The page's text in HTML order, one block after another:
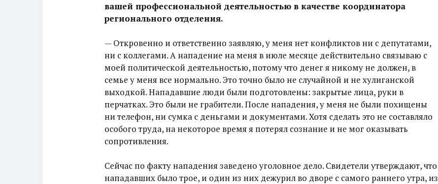
вашей профессиональной деятельностью в качестве координатора
регионального отделения.
— Откровенно и ответственно заявляю, у меня нет конфликтов ни с депутатами,
ни с коллегами. А нападение на меня в июле месяце действительно связываю с
моей политической деятельностью, потому что денег я никому не должен, в
семье у меня все нормально. Это точно было не случайной и не хулиганской
выходкой. Нападавшие люди были подготовлены: закрытые лица, руки в
перчатках. Это были не грабители. После нападения, у меня не были похищены
ни телефон, ни сумка с деньгами и документами. Хотя сделать это не составляло
особого труда, на некоторое время я потерял сознание и не мог оказывать
сопротивления.
Сейчас по факту нападения заведено уголовное дело. Свидетели утверждают, что
нападавших было трое, и один из них дежурил во дворе с самого раннего утра, из